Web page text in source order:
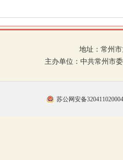
地址：常州
主办单位：中共常州市
苏公网安备